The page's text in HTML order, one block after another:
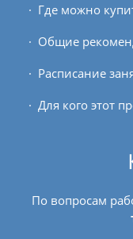
Где можно
Общие
Расписание
Для кого этот
По вопросам